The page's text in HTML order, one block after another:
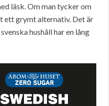
läsk. Om man tycker om
ett grymt alternativ. Det är
hushåll har en lång